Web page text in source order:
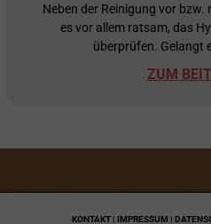
Neben der Reinigung vor
es vor allem ratsam, das
überprüfen. Gelangt
ZUM
KONTAKT | IMPRESSUM |